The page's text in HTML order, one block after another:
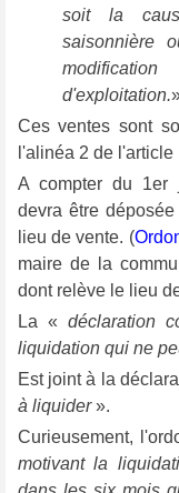
soit la
saisonnière
d'exploitation.
Ces ventes sont
l'alinéa 2 de l'article
A compter du 1er
devra être
lieu de vente. (
maire de la
dont relève le lieu
La « déclaration
liquidation qui ne
Est joint à la
à liquider».
Curieusement,
motivant la